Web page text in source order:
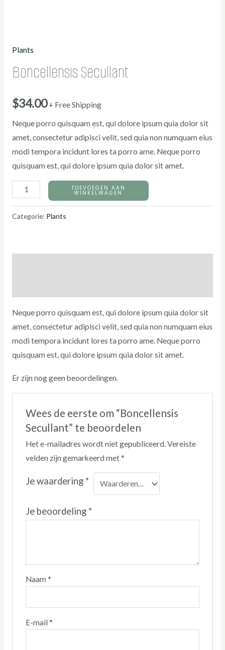
Plants
Boncellensis Secullant
$34.00 + Free Shipping
Neque porro quisquam est, qui dolore ipsum quia dolor sit
amet, consectetur adipisci velit, sed quia non numquam eius
modi tempora incidunt lores ta porro ame. Neque porro
quisquam est, qui dolore ipsum quia dolor sit amet.
TOEVOEGEN AAN
WINKELWAGEN
Categorie: Plants
Neque porro quisquam est, qui dolore ipsum quia dolor sit
amet, consectetur adipisci velit, sed quia non numquam eius
modi tempora incidunt lores ta porro ame. Neque porro
quisquam est, qui dolore ipsum quia dolor sit amet.
Er zijn nog geen beoordelingen.
Wees de eerste om “Boncellensis
Secullant” te beoordelen
Het e-mailadres wordt niet gepubliceerd.Vereiste
velden zijn gemarkeerd met *
Je waardering*
Je beoordeling*
Naam *
E-mail *